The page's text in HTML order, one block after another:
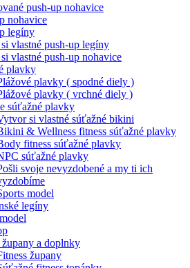
push-up nohavice
nohavice
legíny
vlastné push-up legíny
vlastné push-up nohavice
plavky
plavky ( spodné diely )
plavky ( vrchné diely )
súťažné plavky
si vlastné súťažné bikini
& Wellness fitness súťažné plavky
fitness súťažné plavky
súťažné plavky
svoje nevyzdobené a my ti ich
model
legíny
župany a doplnky
župany